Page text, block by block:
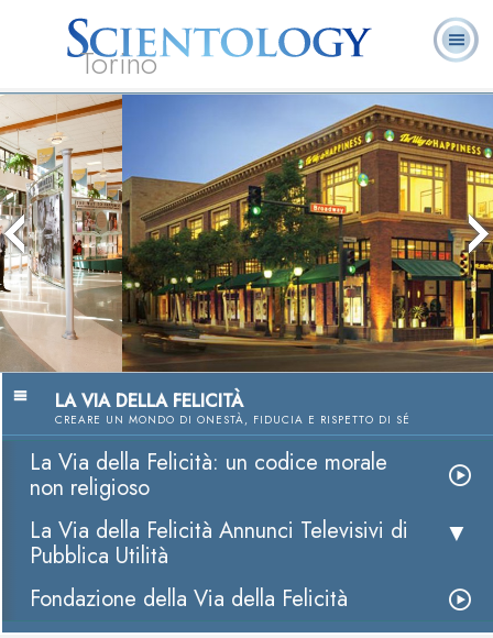
Torino
L. Ron Hubbard:
Fondatore
ricorrenti
La Via della Felicità: un codice morale
non religioso
Guarda i video
LA VIA DELLA FELICITÀ
CREARE UN MONDO DI ONESTÀ, FIDUCIA E RISPETTO DI SÉ
La Via della Felicità: un codice morale
non religioso
La Via della Felicità Annunci Televisivi di
Pubblica Utilità
Fondazione della Via della Felicità